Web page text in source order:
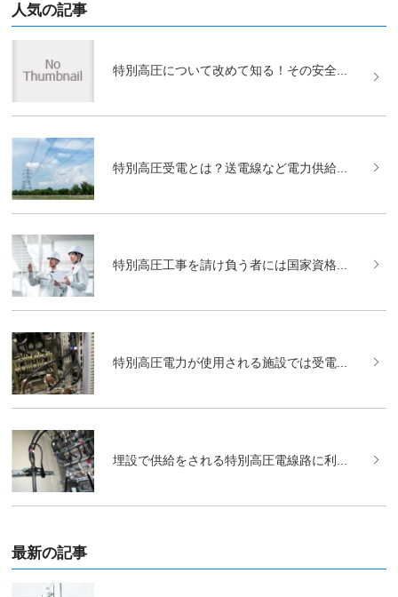
人気の記事
特別高圧について改めて知る！その安全...
特別高圧受電とは？送電線など電力供給...
特別高圧工事を請け負う者には国家資格...
特別高圧電力が使用される施設では受電...
埋設で供給をされる特別高圧電線路に利...
最新の記事